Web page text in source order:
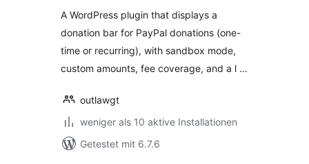
WordPress
A WordPress plugin that displays a
donation bar for PayPal donations (one-
time or recurring), with sandbox mode,
custom amounts, fee coverage, and a l …
outlawgt
weniger als 10 aktive Installationen
Getestet mit 6.7.6